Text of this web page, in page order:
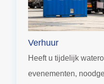
Verhuur
Heeft u tijdelijk
evenementen,